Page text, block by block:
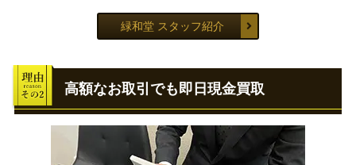
緑和堂 スタッフ紹介
高額なお取引でも即日現金買取